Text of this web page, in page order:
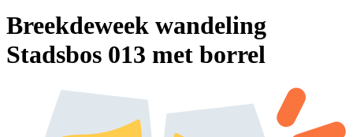
Breekdeweek wandeling
Stadsbos 013 met borrel